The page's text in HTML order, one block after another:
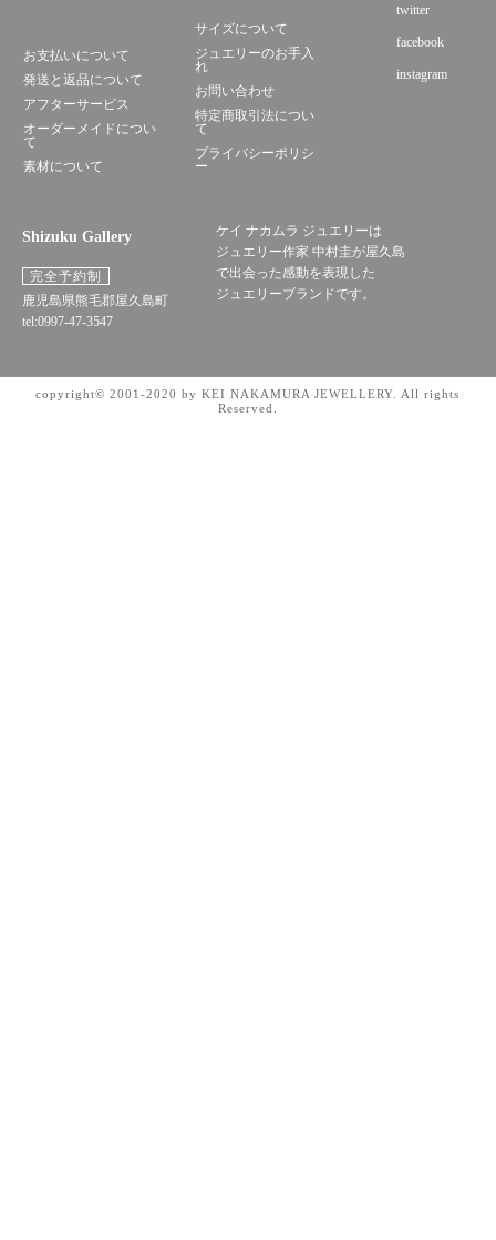
お支払いについて
発送と返品について
アフターサービス
オーダーメイドについ
て
素材について
サイズについて
ジュエリーのお手入
れ
お問い合わせ
特定商取引法につい
て
プライバシーポリシ
ー
twitter
facebook
instagram
Shizuku Gallery
完全予約制
鹿児島県熊毛郡屋久島町
tel:0997-47-3547
ケイ ナカムラ ジュエリーは
ジュエリー作家 中村圭が屋久島
で出会った感動を表現した
ジュエリーブランドです。
copyright© 2001-2020 by KEI NAKAMURA JEWELLERY. All rights
Reserved.